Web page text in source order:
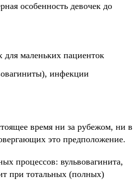
особенность девочек до
для маленьких пациенток
инфекции
время ни за рубежом, ни в
это предположение.
процессов: вульвовагинита,
при тотальных (полных)